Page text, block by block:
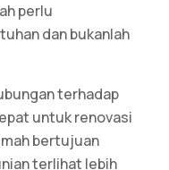
perlu
dan bukanlah
terhadap
untuk renovasi
bertujuan
terlihat lebih